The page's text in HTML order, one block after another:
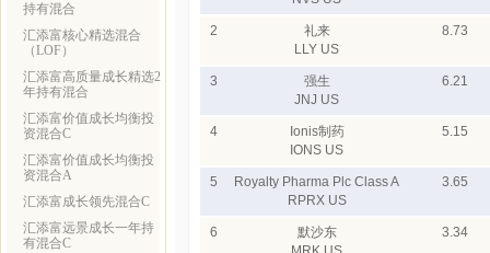
持有混合
汇添富核心精选混合
（LOF）
汇添富高质量成长精选2
年持有混合
汇添富价值成长均衡投
资混合C
汇添富价值成长均衡投
资混合A
汇添富成长领先混合C
汇添富远景成长一年持
有混合C
2
礼来
LLY US
8.73
3
强生
JNJ US
6.21
4
Ionis制药
IONS US
5.15
5
Royalty Pharma Plc Class A
RPRX US
3.65
6
默沙东
3.34